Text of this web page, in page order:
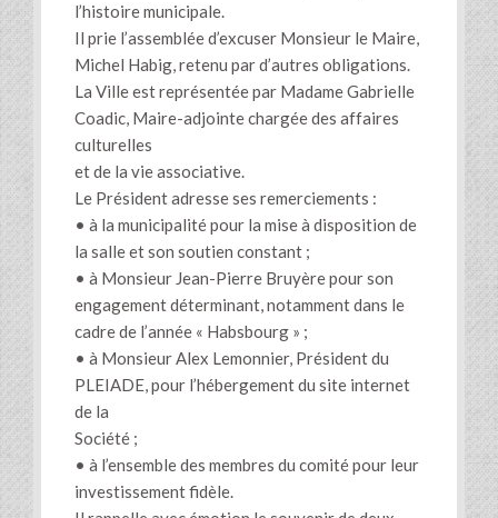
l’histoire municipale.
Il prie l’assemblée d’excuser Monsieur le Maire,
Michel Habig, retenu par d’autres obligations.
La Ville est représentée par Madame Gabrielle
Coadic, Maire-adjointe chargée des affaires
culturelles
et de la vie associative.
Le Président adresse ses remerciements :
• à la municipalité pour la mise à disposition de
la salle et son soutien constant ;
• à Monsieur Jean-Pierre Bruyère pour son
engagement déterminant, notamment dans le
cadre de l’année « Habsbourg » ;
• à Monsieur Alex Lemonnier, Président du
PLEIADE, pour l’hébergement du site internet
de la
Société ;
• à l’ensemble des membres du comité pour leur
investissement fidèle.